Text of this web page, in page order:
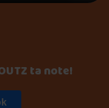
ta note!